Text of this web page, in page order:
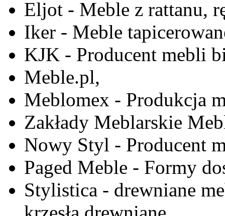
Eljot - Meble z rattanu,
Iker - Meble
KJK - Producent mebli
Meble.pl,
Meblomex - Produkcja
Zakłady Meblarskie
Nowy Styl - Producent
Paged Meble - Formy
Stylistica - drewniane